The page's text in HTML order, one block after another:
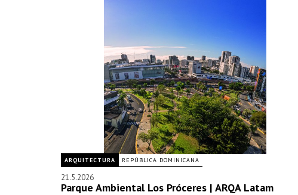
ARQUITECTURA REPÚBLICA DOMINICANA
21.5.2026
Parque Ambiental Los Próceres | ARQA Latam